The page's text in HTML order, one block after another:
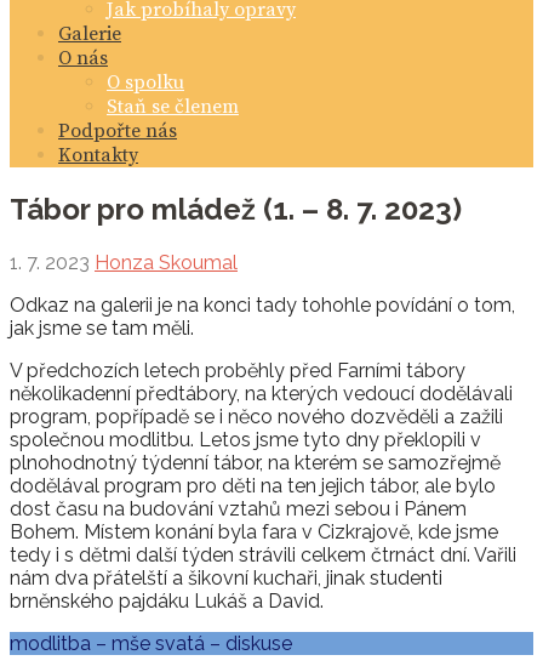
Jak probíhaly opravy
Galerie
O nás
O spolku
Staň se členem
Podpořte nás
Kontakty
Tábor pro mládež (1. – 8. 7. 2023)
1. 7. 2023 Honza Skoumal
Odkaz na galerii je na konci tady tohohle povídání o tom,
jak jsme se tam měli.
V předchozích letech proběhly před Farními tábory
několikadenní předtábory, na kterých vedoucí dodělávali
program, popřípadě se i něco nového dozvěděli a zažili
společnou modlitbu. Letos jsme tyto dny překlopili v
plnohodnotný týdenní tábor, na kterém se samozřejmě
dodělával program pro děti na ten jejich tábor, ale bylo
dost času na budování vztahů mezi sebou i Pánem
Bohem. Místem konání byla fara v Cizkrajově, kde jsme
tedy i s dětmi další týden strávili celkem čtrnáct dní. Vařili
nám dva přátelští a šikovní kuchaři, jinak studenti
brněnského pajdáku Lukáš a David.
modlitba – mše svatá – diskuse